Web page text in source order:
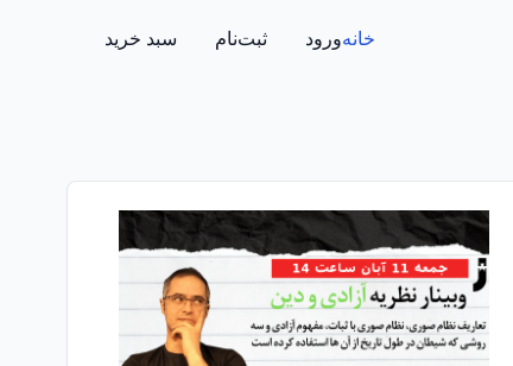
خانهورود ثبت‌نام سبد خرید